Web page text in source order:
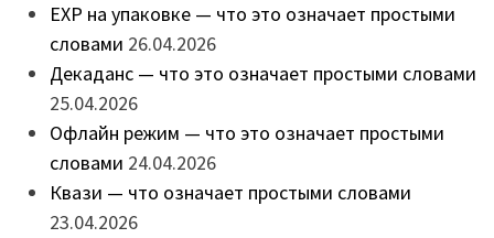
EXP на упаковке — что это означает простыми
словами 26.04.2026
Декаданс — что это означает простыми словами
25.04.2026
Офлайн режим — что это означает простыми
словами 24.04.2026
Квази — что означает простыми словами
23.04.2026